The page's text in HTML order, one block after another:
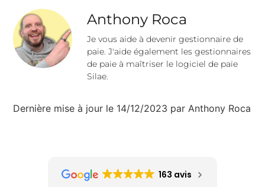
Anthony Roca
Je vous aide à devenir gestionnaire de
paie. J'aide également les gestionnaires
de paie à maîtriser le logiciel de paie
Silae.
Dernière mise à jour le 14/12/2023 par Anthony Roca
163 avis